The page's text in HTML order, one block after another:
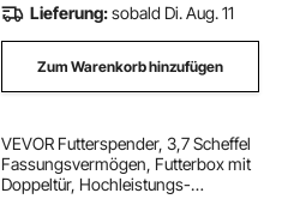
Lieferung:sobald Di. Aug. 11
Zum Warenkorb hinzufügen
VEVOR Futterspender, 3,7 Scheffel
Fassungsvermögen, Futterbox mit
Doppeltür, Hochleistungs-